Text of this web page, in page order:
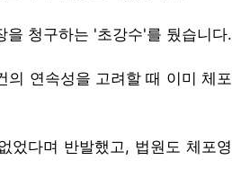
을 청구하는 '초강수'를 뒀습니다.
연속성을 고려할 때 이미 체포
었다며 반발했고, 법원도 체포영